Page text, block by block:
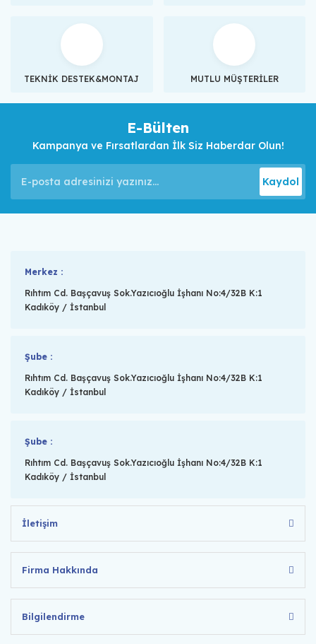
TEKNİK DESTEK&MONTAJ MUTLU MÜŞTERİLER
E-Bülten
Kampanya ve Fırsatlardan İlk Siz Haberdar Olun!
Kaydol
Merkez :
Rıhtım Cd. Başçavuş Sok.Yazıcıoğlu İşhanı No:4/32B K:1
Kadıköy / İstanbul
Şube :
Rıhtım Cd. Başçavuş Sok.Yazıcıoğlu İşhanı No:4/32B K:1
Kadıköy / İstanbul
Şube :
Rıhtım Cd. Başçavuş Sok.Yazıcıoğlu İşhanı No:4/32B K:1
Kadıköy / İstanbul
İletişim
Firma Hakkında
Bilgilendirme